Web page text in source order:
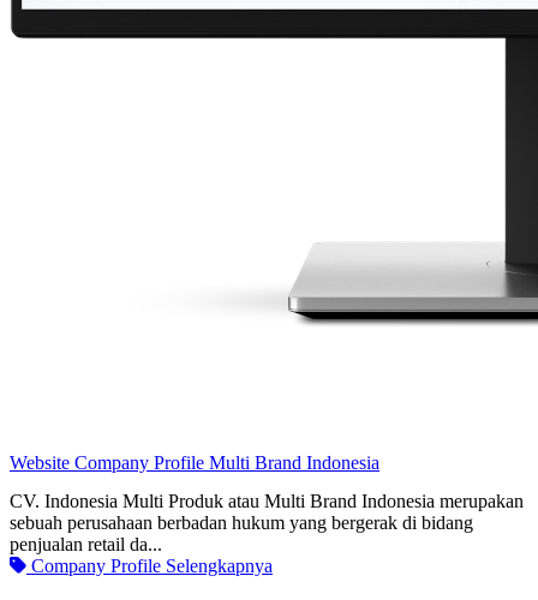
Website Company Profile Multi Brand Indonesia
CV. Indonesia Multi Produk atau Multi Brand Indonesia merupakan
sebuah perusahaan berbadan hukum yang bergerak di bidang
penjualan retail da...
Company Profile Selengkapnya